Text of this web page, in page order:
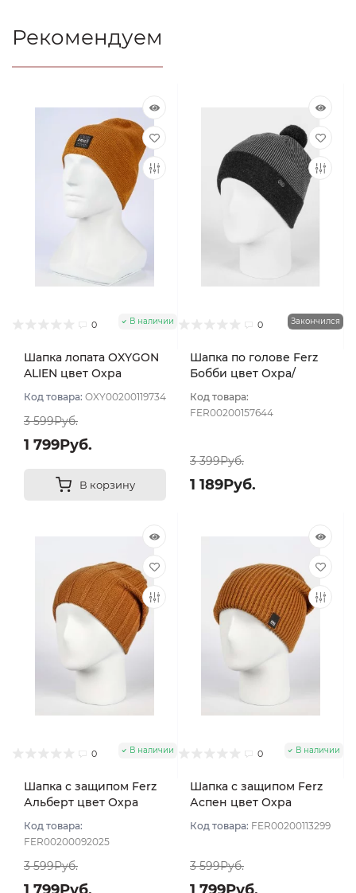
Рекомендуем
0 В наличии
Шапка лопата OXYGON
ALIEN цвет Охра
Код товара: OXY00200119734
3 599Руб.
1 799Руб.
В корзину
0 Закончился
Шапка по голове Ferz
Бобби цвет Охра/
Код товара:
FER00200157644
3 399Руб.
1 189Руб.
0 В наличии
Шапка с защипом Ferz
Альберт цвет Охра
Код товара:
FER00200092025
3 599Руб.
0 В наличии
Шапка с защипом Ferz
Аспен цвет Охра
Код товара: FER00200113299
3 599Руб.